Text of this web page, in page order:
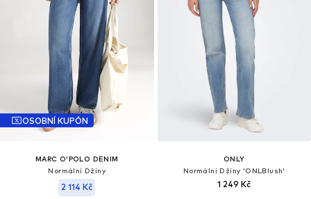
OSOBNÍ KUPÓN
MARC O'POLO DENIM
Normální Džíny
2 114 Kč
ONLY
Normální Džíny 'ONLBlush'
1 249 Kč